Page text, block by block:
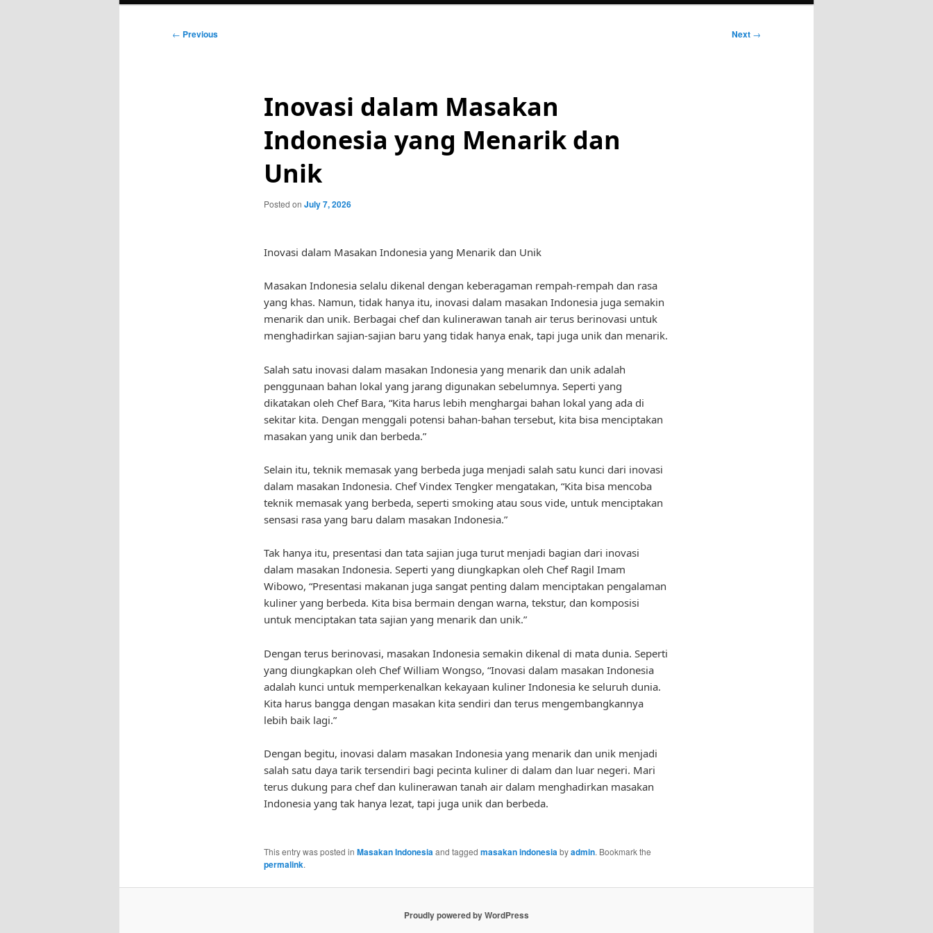
Post
← Previous Next →
Inovasi dalam Masakan
Indonesia yang Menarik dan
Unik
Posted on July 7, 2026
Inovasi dalam Masakan Indonesia yang Menarik dan Unik
Masakan Indonesia selalu dikenal dengan keberagaman rempah-rempah dan rasa
yang khas. Namun, tidak hanya itu, inovasi dalam masakan Indonesia juga semakin
menarik dan unik. Berbagai chef dan kulinerawan tanah air terus berinovasi untuk
menghadirkan sajian-sajian baru yang tidak hanya enak, tapi juga unik dan menarik.
Salah satu inovasi dalam masakan Indonesia yang menarik dan unik adalah
penggunaan bahan lokal yang jarang digunakan sebelumnya. Seperti yang
dikatakan oleh Chef Bara, “Kita harus lebih menghargai bahan lokal yang ada di
sekitar kita. Dengan menggali potensi bahan-bahan tersebut, kita bisa menciptakan
masakan yang unik dan berbeda.”
Selain itu, teknik memasak yang berbeda juga menjadi salah satu kunci dari inovasi
dalam masakan Indonesia. Chef Vindex Tengker mengatakan, “Kita bisa mencoba
teknik memasak yang berbeda, seperti smoking atau sous vide, untuk menciptakan
sensasi rasa yang baru dalam masakan Indonesia.”
Tak hanya itu, presentasi dan tata sajian juga turut menjadi bagian dari inovasi
dalam masakan Indonesia. Seperti yang diungkapkan oleh Chef Ragil Imam
Wibowo, “Presentasi makanan juga sangat penting dalam menciptakan pengalaman
kuliner yang berbeda. Kita bisa bermain dengan warna, tekstur, dan komposisi
untuk menciptakan tata sajian yang menarik dan unik.”
Dengan terus berinovasi, masakan Indonesia semakin dikenal di mata dunia. Seperti
yang diungkapkan oleh Chef William Wongso, “Inovasi dalam masakan Indonesia
adalah kunci untuk memperkenalkan kekayaan kuliner Indonesia ke seluruh dunia.
Kita harus bangga dengan masakan kita sendiri dan terus mengembangkannya
lebih baik lagi.”
Dengan begitu, inovasi dalam masakan Indonesia yang menarik dan unik menjadi
salah satu daya tarik tersendiri bagi pecinta kuliner di dalam dan luar negeri. Mari
terus dukung para chef dan kulinerawan tanah air dalam menghadirkan masakan
Indonesia yang tak hanya lezat, tapi juga unik dan berbeda.
This entry was posted in Masakan Indonesia and tagged masakan indonesia byadmin. Bookmark the
permalink.
Proudly powered by WordPress